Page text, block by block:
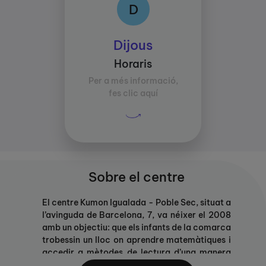
D
Dijous
Horaris
Per a més informació,
fes clic aquí
D
10:00-12:00
16:30-20:00
Sobre el centre
El centre Kumon Igualada - Poble Sec, situat a
l’avinguda de Barcelona, 7, va néixer el 2008
amb un objectiu: que els infants de la comarca
trobessin un lloc on aprendre matemàtiques i
accedir a mètodes de lectura d’una manera